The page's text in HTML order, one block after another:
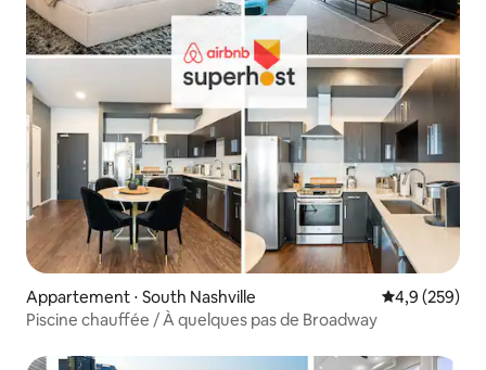
Appartement ⋅ South Nashville Évaluation
4,9 (259)
Piscine chauffée / À quelques pas de Broadway